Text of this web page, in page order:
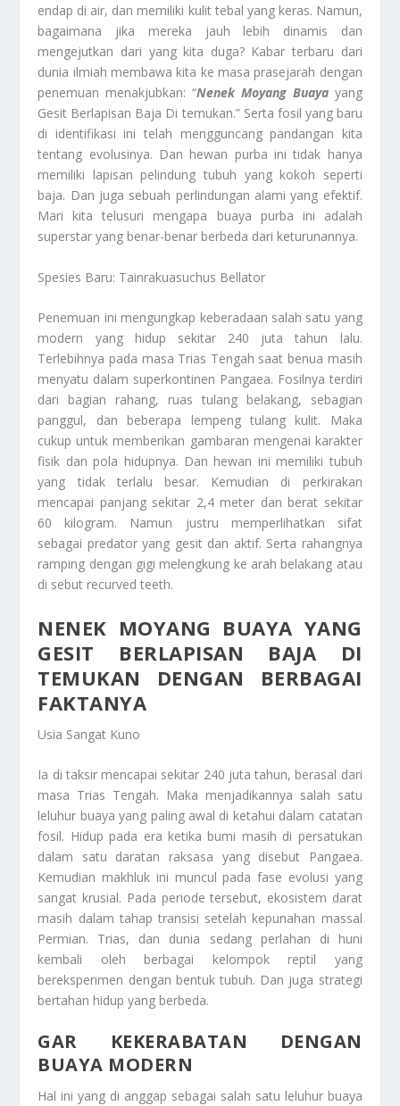
endap di air, dan memiliki kulit tebal yang keras. Namun,
bagaimana jika mereka jauh lebih dinamis dan
mengejutkan dari yang kita duga? Kabar terbaru dari
dunia ilmiah membawa kita ke masa prasejarah dengan
penemuan menakjubkan: “Nenek Moyang Buayayang
Gesit Berlapisan Baja Di temukan.” Serta fosil yang baru
di identifikasi ini telah mengguncang pandangan kita
tentang evolusinya. Dan hewan purba ini tidak hanya
memiliki lapisan pelindung tubuh yang kokoh seperti
baja. Dan juga sebuah perlindungan alami yang efektif.
Mari kita telusuri mengapa buaya purba ini adalah
superstar yang benar-benar berbeda dari keturunannya.
Spesies Baru: Tainrakuasuchus Bellator
Penemuan ini mengungkap keberadaan salah satu yang
modern yang hidup sekitar 240 juta tahun lalu.
Terlebihnya pada masa Trias Tengah saat benua masih
menyatu dalam superkontinen Pangaea. Fosilnya terdiri
dari bagian rahang, ruas tulang belakang, sebagian
panggul, dan beberapa lempeng tulang kulit. Maka
cukup untuk memberikan gambaran mengenai karakter
fisik dan pola hidupnya. Dan hewan ini memiliki tubuh
yang tidak terlalu besar. Kemudian di perkirakan
mencapai panjang sekitar 2,4 meter dan berat sekitar
60 kilogram. Namun justru memperlihatkan sifat
sebagai predator yang gesit dan aktif. Serta rahangnya
ramping dengan gigi melengkung ke arah belakang atau
di sebut recurved teeth.
NENEK MOYANG BUAYA YANG
GESIT BERLAPISAN BAJA DI
TEMUKAN DENGAN BERBAGAI
FAKTANYA
Usia Sangat Kuno
Ia di taksir mencapai sekitar 240 juta tahun, berasal dari
masa Trias Tengah. Maka menjadikannya salah satu
leluhur buaya yang paling awal di ketahui dalam catatan
fosil. Hidup pada era ketika bumi masih di persatukan
dalam satu daratan raksasa yang disebut Pangaea.
Kemudian makhluk ini muncul pada fase evolusi yang
sangat krusial. Pada periode tersebut, ekosistem darat
masih dalam tahap transisi setelah kepunahan massal
Permian. Trias, dan dunia sedang perlahan di huni
kembali oleh berbagai kelompok reptil yang
bereksperimen dengan bentuk tubuh. Dan juga strategi
bertahan hidup yang berbeda.
GAR KEKERABATAN DENGAN
BUAYA MODERN
Hal ini yang di anggap sebagai salah satu leluhur buaya